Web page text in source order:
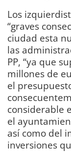
Los
“graves
ciudad esta
las
PP, “ya que
millones de
el
considerable
el
así como del
inversiones